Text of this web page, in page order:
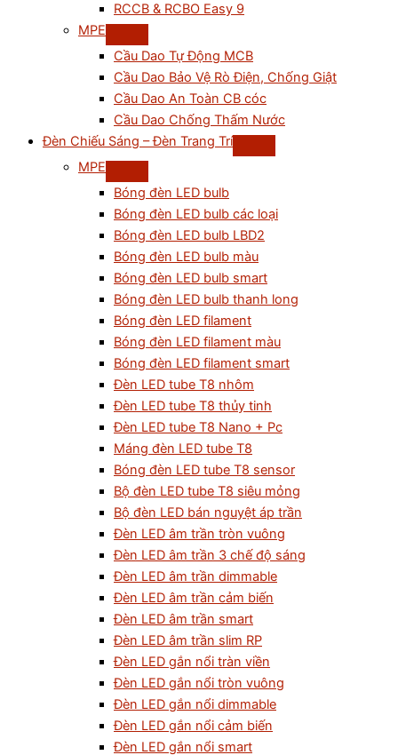
RCCB & RCBO Easy 9
MPE
Cầu Dao Tự Động MCB
Cầu Dao Bảo Vệ Rò Điện, Chống Giật
Cầu Dao An Toàn CB cóc
Cầu Dao Chống Thấm Nước
Đèn Chiếu Sáng – Đèn Trang Trí
MPE
Bóng đèn LED bulb
Bóng đèn LED bulb các loại
Bóng đèn LED bulb LBD2
Bóng đèn LED bulb màu
Bóng đèn LED bulb smart
Bóng đèn LED bulb thanh long
Bóng đèn LED filament
Bóng đèn LED filament màu
Bóng đèn LED filament smart
Đèn LED tube T8 nhôm
Đèn LED tube T8 thủy tinh
Đèn LED tube T8 Nano + Pc
Máng đèn LED tube T8
Bóng đèn LED tube T8 sensor
Bộ đèn LED tube T8 siêu mỏng
Bộ đèn LED bán nguyệt áp trần
Đèn LED âm trần tròn vuông
Đèn LED âm trần 3 chế độ sáng
Đèn LED âm trần dimmable
Đèn LED âm trần cảm biến
Đèn LED âm trần smart
Đèn LED âm trần slim RP
Đèn LED gắn nổi tràn viền
Đèn LED gắn nổi tròn vuông
Đèn LED gắn nổi dimmable
Đèn LED gắn nổi cảm biến
Đèn LED gắn nổi smart